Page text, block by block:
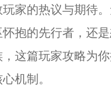
玩家的热议与期待
抱的先行者，还
这篇玩家攻略为
机制。